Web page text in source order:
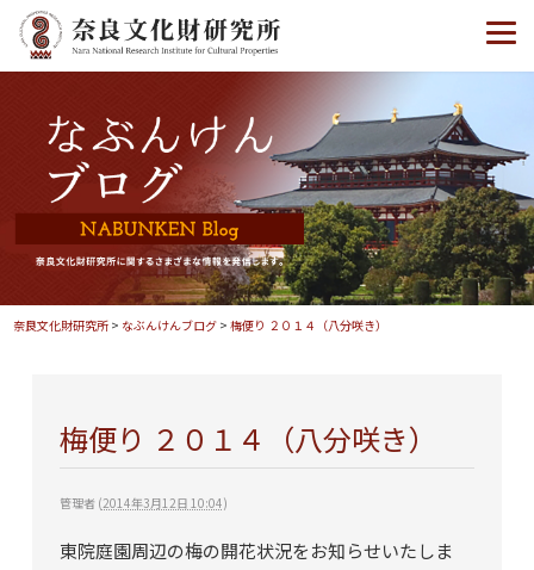
奈良文化財研究所 > なぶんけんブログ >梅便り ２０１４（八分咲き）
梅便り ２０１４（八分咲き）
管理者(2014年3月12日 10:04)
東院庭園周辺の梅の開花状況をお知らせいたしま